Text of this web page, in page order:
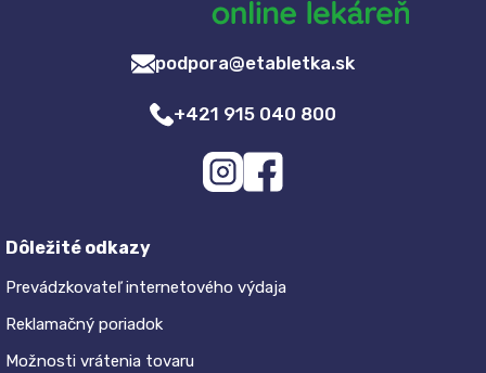
podpora@etabletka.sk
+421 915 040 800
Dôležité odkazy
Prevádzkovateľ internetového výdaja
Reklamačný poriadok
Možnosti vrátenia tovaru